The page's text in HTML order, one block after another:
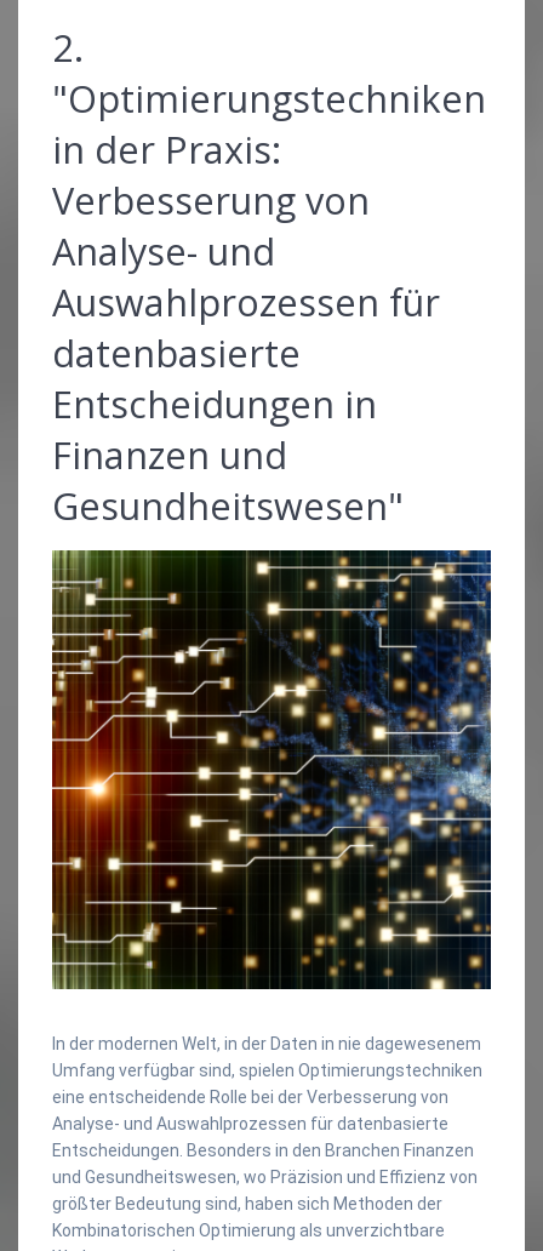
2.
"Optimierungstechniken
in der Praxis:
Verbesserung von
Analyse- und
Auswahlprozessen für
datenbasierte
Entscheidungen in
Finanzen und
Gesundheitswesen"
In der modernen Welt, in der Daten in nie dagewesenem
Umfang verfügbar sind, spielen Optimierungstechniken
eine entscheidende Rolle bei der Verbesserung von
Analyse- und Auswahlprozessen für datenbasierte
Entscheidungen. Besonders in den Branchen Finanzen
und Gesundheitswesen, wo Präzision und Effizienz von
größter Bedeutung sind, haben sich Methoden der
Kombinatorischen Optimierung als unverzichtbare